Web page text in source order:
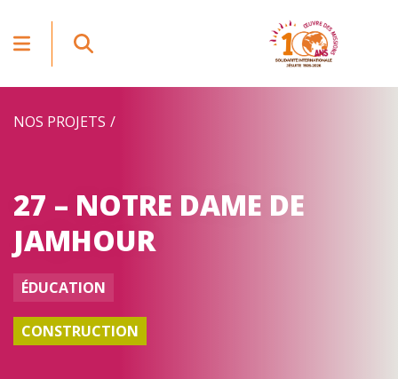
NOS PROJETS
27 – NOTRE DAME DE
JAMHOUR
ÉDUCATION
CONSTRUCTION